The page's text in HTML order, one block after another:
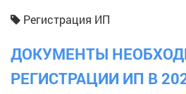
Регистрация ИП
ДОКУМЕНТЫ
РЕГИСТРАЦИИ ИП В